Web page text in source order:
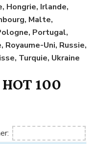
Hongrie, Irlande,
Malte,
Portugal,
Royaume-Uni, Russie,
Turquie, Ukraine
100